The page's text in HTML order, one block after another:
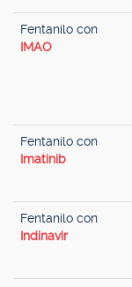
Fentanilo con
IMAO
Fentanilo con
Imatinib
Fentanilo con
Indinavir